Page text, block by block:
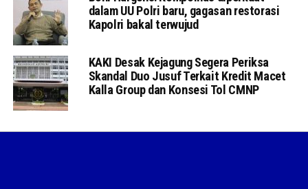
dalam UU Polri baru, gagasan restorasi
Kapolri bakal terwujud
KAKI Desak Kejagung Segera Periksa
Skandal Duo Jusuf Terkait Kredit Macet
Kalla Group dan Konsesi Tol CMNP